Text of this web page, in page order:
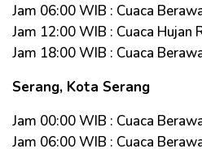
Jam 06:00 WIB : Cuaca
Jam 12:00 WIB : Cuaca Hujan
Jam 18:00 WIB : Cuaca
Serang, Kota Serang
Jam 00:00 WIB : Cuaca
Jam 06:00 WIB : Cuaca